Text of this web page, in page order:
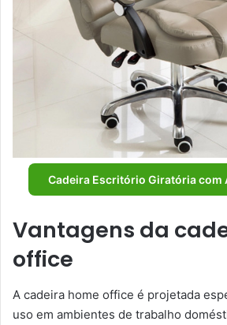
Cadeira Escritório Giratória com
Vantagens da
office
A cadeira home office é projetada
uso em ambientes de trabalho